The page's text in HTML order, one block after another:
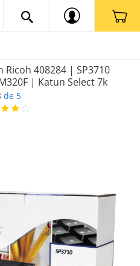
408284 | SP3710
| Katun Select 7k
de 5